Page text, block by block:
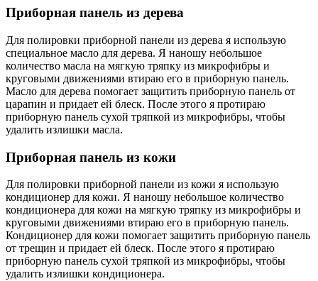
Приборная панель из дерева
Для полировки приборной панели из дерева я использую
специальное масло для дерева. Я наношу небольшое
количество масла на мягкую тряпку из микрофибры и
круговыми движениями втираю его в приборную панель.
Масло для дерева помогает защитить приборную панель от
царапин и придает ей блеск. После этого я протираю
приборную панель сухой тряпкой из микрофибры, чтобы
удалить излишки масла.
Приборная панель из кожи
Для полировки приборной панели из кожи я использую
кондиционер для кожи. Я наношу небольшое количество
кондиционера для кожи на мягкую тряпку из микрофибры и
круговыми движениями втираю его в приборную панель.
Кондиционер для кожи помогает защитить приборную панель
от трещин и придает ей блеск. После этого я протираю
приборную панель сухой тряпкой из микрофибры, чтобы
удалить излишки кондиционера.